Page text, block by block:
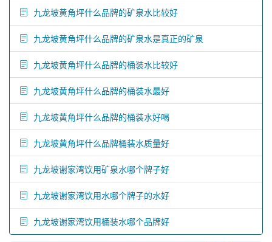
九龙坡黄角坪什么品牌的矿泉水比较好
九龙坡黄角坪什么品牌的矿泉水是真正的矿泉
九龙坡黄角坪什么品牌的桶装水比较好
九龙坡黄角坪什么品牌的桶装水最好
九龙坡黄角坪什么品牌的桶装水好喝
九龙坡黄角坪什么品牌桶装水质量好
九龙坡谢家湾饮用矿泉水哪个牌子好
九龙坡谢家湾饮用水哪个牌子的水好
九龙坡谢家湾饮用桶装水哪个品牌好